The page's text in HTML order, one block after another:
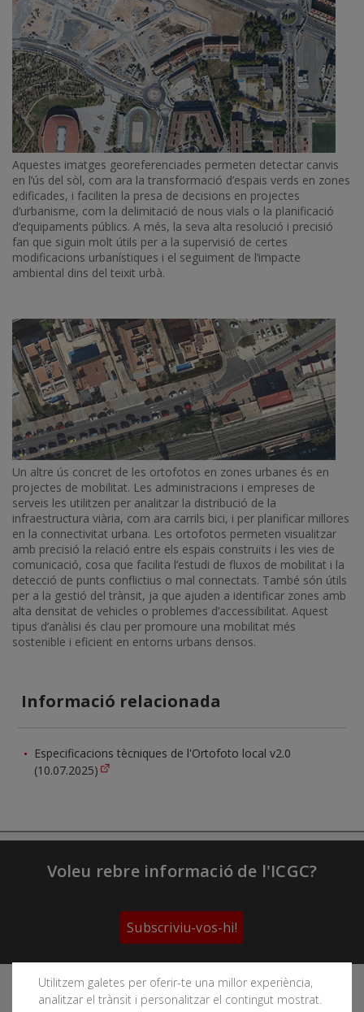
Aquestes imatges georeferenciades permeten detectar canvis
en l’ús del sòl, com ara la transformació d’espais verds en zones
edificades, i faciliten la presa de decisions en projectes
d’urbanisme, com la delimitació de nous vials o la planificació
d’equipaments públics. A més, la seva alta resolució i precisió
fan que siguin molt útils per a la supervisió de certes
modificacions urbanístiques i el seguiment de l’impacte
ambiental dins del teixit urbà.
Un altre ús concret de les ortofotos en zones urbanes és en
projectes de mobilitat. Les administracions i empreses de
serveis les utilitzen per analitzar la distribució de la
infraestructura viària, com ara carrils bici, i per planificar millores
en la connectivitat urbana. Les ortofotos permeten visualitzar
amb precisió la relació entre els espais construïts i les vies de
comunicació, cosa que facilita l’estudi de fluxos de mobilitat i la
detecció de punts conflictius o mal connectats. També són útils
per a la gestió del trànsit, ja que ajuden a identificar zones amb
alta densitat de vehicles o problemes d’accessibilitat. Aquest
tipus d’anàlisi és clau per promoure una mobilitat més
sostenible i eficient en entorns urbans densos.
Informació relacionada
Especificacions tècniques de l'Ortofoto local v2.0
(10.07.2025)
Utilitzem galetes per oferir-te una millor experiència,
analitzar el trànsit i personalitzar el contingut mostrat.
Voleu rebre informació de l'ICGC?
Subscriviu-vos-hi!
Segueix les xarxes socials de l'Institut Cartogràfic i
Geològic de Catalunya